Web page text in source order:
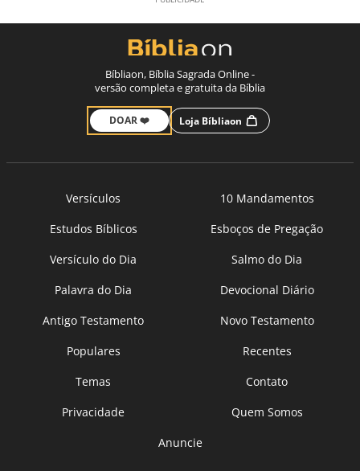
Bíbliaon, Bíblia Sagrada Online -
versão completa e gratuita da Bíblia
DOAR ❤️ Loja Bíbliaon
Versículos
10 Mandamentos
Estudos Bíblicos
Esboços de Pregação
Versículo do Dia
Salmo do Dia
Palavra do Dia
Devocional Diário
Antigo Testamento
Novo Testamento
Populares
Recentes
Temas
Contato
Privacidade
Quem Somos
Anuncie